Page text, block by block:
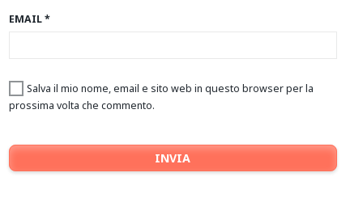
EMAIL*
Salva il mio nome, email e sito web in questo browser per la
prossima volta che commento.